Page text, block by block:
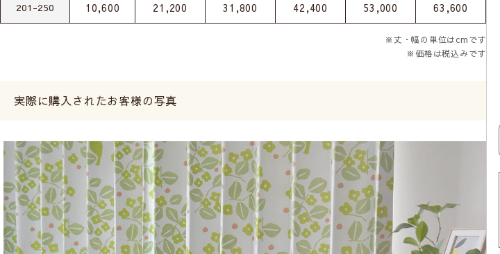
201-250 10,600 21,200 31,800 42,400 53,000 63,600
※丈・幅の単位はcmです
※価格は税込みです
実際に購入されたお客様の写真